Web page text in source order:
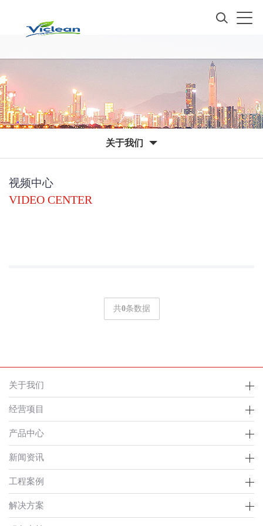
关于我们
视频中心
VIDEO CENTER
共0条数据
关于我们
经营项目
产品中心
新闻资讯
工程案例
解决方案